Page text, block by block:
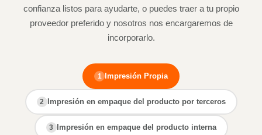
confianza listos para ayudarte, o puedes traer a tu propio
proveedor preferido y nosotros nos encargaremos de
incorporarlo.
1 Impresión Propia
2 Impresión en empaque del producto por terceros
3 Impresión en empaque del producto interna